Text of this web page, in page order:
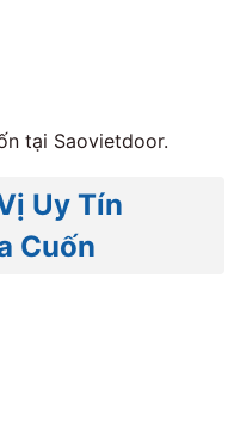
tại Saovietdoor.
Uy Tín
Cuốn